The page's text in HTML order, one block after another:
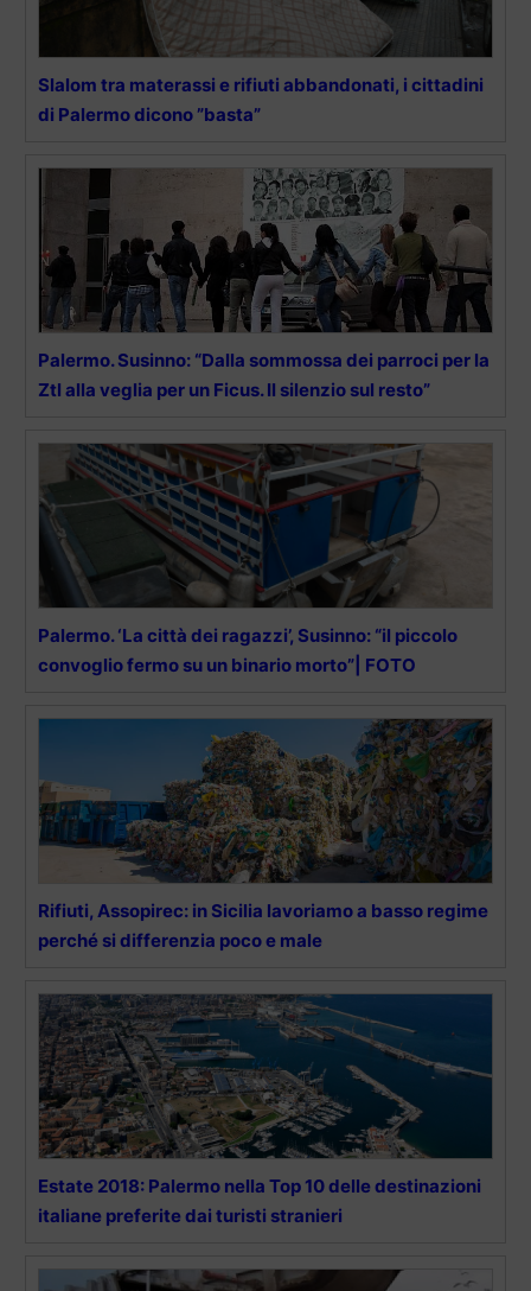
Slalom tra materassi e rifiuti abbandonati, i cittadini
di Palermo dicono ”basta”
Palermo. Susinno: “Dalla sommossa dei parroci per la
Ztl alla veglia per un Ficus. Il silenzio sul resto”
Palermo. ‘La città dei ragazzi’, Susinno: “il piccolo
convoglio fermo su un binario morto”| FOTO
Rifiuti, Assopirec: in Sicilia lavoriamo a basso regime
perché si differenzia poco e male
Estate 2018: Palermo nella Top 10 delle destinazioni
italiane preferite dai turisti stranieri